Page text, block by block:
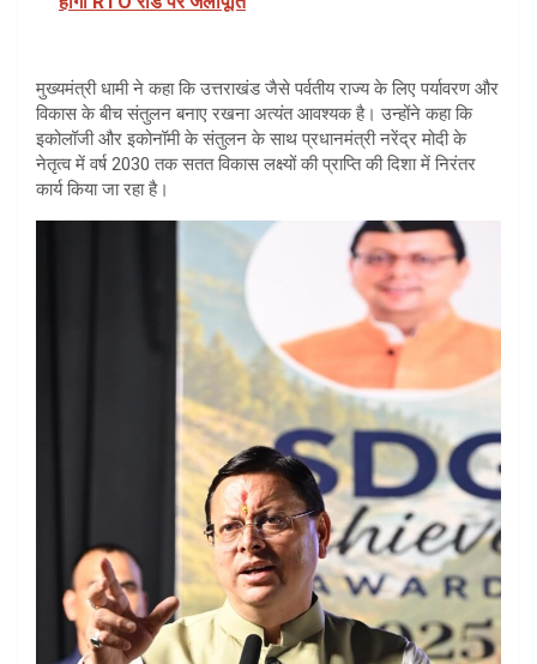
मुख्यमंत्री धामी ने कहा कि उत्तराखंड जैसे पर्वतीय राज्य के लिए पर्यावरण और
विकास के बीच संतुलन बनाए रखना अत्यंत आवश्यक है। उन्होंने कहा कि
इकोलॉजी और इकोनॉमी के संतुलन के साथ प्रधानमंत्री नरेंद्र मोदी के
नेतृत्व में वर्ष 2030 तक सतत विकास लक्ष्यों की प्राप्ति की दिशा में निरंतर
कार्य किया जा रहा है।